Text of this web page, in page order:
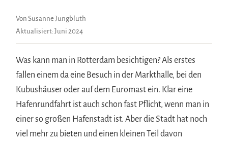
Von Susanne Jungbluth
Aktualisiert:Juni 2024
Was kann man in Rotterdam besichtigen? Als erstes
fallen einem da eine Besuch in der Markthalle, bei den
Kubushäuser oder auf dem Euromast ein. Klar eine
Hafenrundfahrt ist auch schon fast Pflicht, wenn man in
einer so großen Hafenstadt ist. Aber die Stadt hat noch
viel mehr zu bieten und einen kleinen Teil davon